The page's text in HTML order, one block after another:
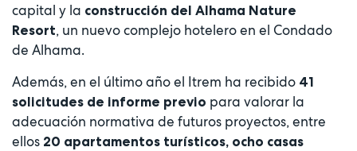
capital y la construcción del Alhama Nature
Resort, un nuevo complejo hotelero en el Condado
de Alhama.
Además, en el último año el Itrem ha recibido 41
solicitudes de informe previo para valorar la
adecuación normativa de futuros proyectos, entre
ellos 20 apartamentos turísticos, ocho casas